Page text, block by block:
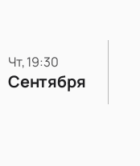
чт, 19:30
Сентября